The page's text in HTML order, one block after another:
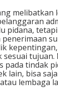
melibatkan
pidana,
penerimaan
sesuai tujuan.
pada tindak
lain, bisa
lembaga